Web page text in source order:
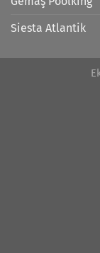
Siesta Atlantik